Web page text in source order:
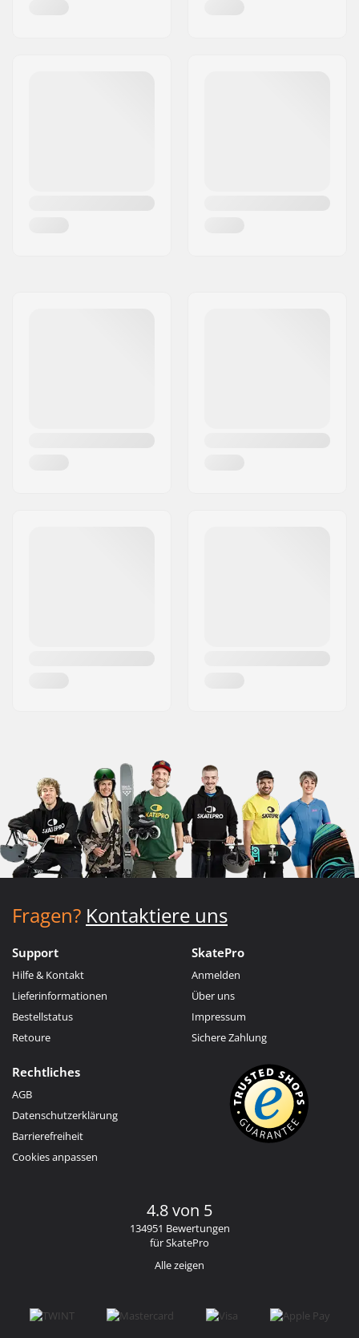
Fragen? Kontaktiere uns
Support
Hilfe & Kontakt
Lieferinformationen
Bestellstatus
Retoure
SkatePro
Anmelden
Über uns
Impressum
Sichere Zahlung
Rechtliches
AGB
Datenschutzerklärung
Barrierefreiheit
Cookies anpassen
4.8 von 5
134951 Bewertungen
für SkatePro
Alle zeigen